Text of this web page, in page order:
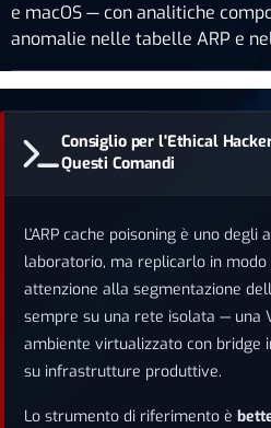
e macOS — con analitiche
anomalie nelle tabelle ARP e
Consiglio per l'Ethical
Questi Comandi
L'ARP cache poisoning è uno degli
laboratorio, ma replicarlo in
attenzione alla segmentazione
sempre su una rete isolata — una
ambiente virtualizzato con
su infrastrutture produttive.
Lo strumento di riferimento è